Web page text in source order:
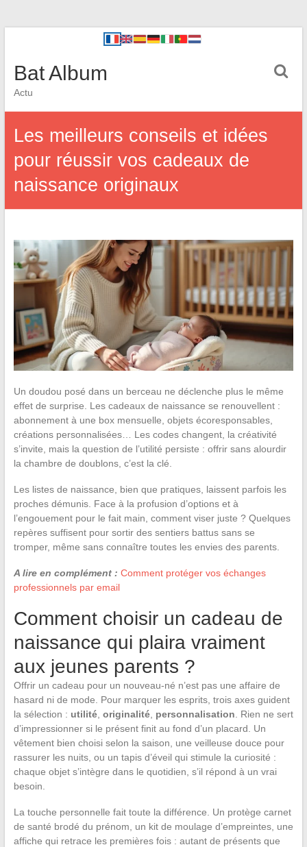
Bat Album
Actu
Les meilleurs conseils et idées
pour réussir vos cadeaux de
naissance originaux
Un doudou posé dans un berceau ne déclenche plus le même
effet de surprise. Les cadeaux de naissance se renouvellent :
abonnement à une box mensuelle, objets écoresponsables,
créations personnalisées… Les codes changent, la créativité
s’invite, mais la question de l’utilité persiste : offrir sans alourdir
la chambre de doublons, c’est la clé.
Les listes de naissance, bien que pratiques, laissent parfois les
proches démunis. Face à la profusion d’options et à
l’engouement pour le fait main, comment viser juste ? Quelques
repères suffisent pour sortir des sentiers battus sans se
tromper, même sans connaître toutes les envies des parents.
A lire en complément : Comment protéger vos échanges
professionnels par email
Comment choisir un cadeau de
naissance qui plaira vraiment
aux jeunes parents ?
Offrir un cadeau pour un nouveau-né n’est pas une affaire de
hasard ni de mode. Pour marquer les esprits, trois axes guident
la sélection : utilité, originalité, personnalisation . Rien ne sert
d’impressionner si le présent finit au fond d’un placard. Un
vêtement bien choisi selon la saison, une veilleuse douce pour
rassurer les nuits, ou un tapis d’éveil qui stimule la curiosité :
chaque objet s’intègre dans le quotidien, s’il répond à un vrai
besoin.
La touche personnelle fait toute la différence. Un protège carnet
de santé brodé du prénom, un kit de moulage d’empreintes, une
affiche qui retrace les premières fois : autant de présents que